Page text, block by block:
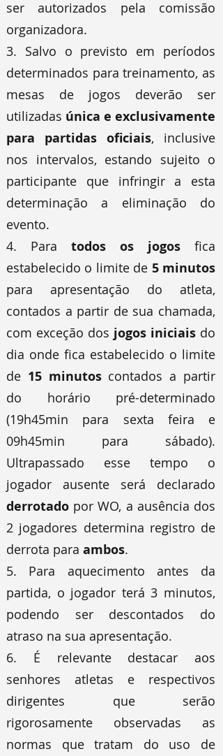
ser autorizados pela comissão
organizadora.
3. Salvo o previsto em períodos
determinados para treinamento, as
mesas de jogos deverão ser
utilizadas única e exclusivamente
para partidas oficiais, inclusive
nos intervalos, estando sujeito o
participante que infringir a esta
determinação a eliminação do
evento.
4. Para todos os jogos fica
estabelecido o limite de 5 minutos
para apresentação do atleta,
contados a partir de sua chamada,
com exceção dos jogos iniciais do
dia onde fica estabelecido o limite
de 15 minutoscontados a partir
do horário pré-determinado
(19h45min para sexta feira e
09h45min para sábado).
Ultrapassado esse tempo o
jogador ausente será declarado
derrotado por WO, a ausência dos
2 jogadores determina registro de
derrota para ambos.
5. Para aquecimento antes da
partida, o jogador terá 3 minutos,
podendo ser descontados do
atraso na sua apresentação.
6. É relevante destacar aos
senhores atletas e respectivos
dirigentes que serão
rigorosamente observadas as
normas que tratam do uso de